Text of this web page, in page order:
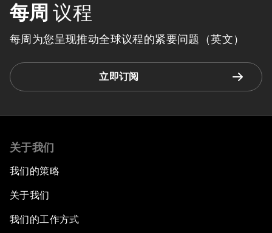
每周 议程
每周为您呈现推动全球议程的紧要问题（英文）
立即订阅
关于我们
我们的策略
关于我们
我们的工作方式